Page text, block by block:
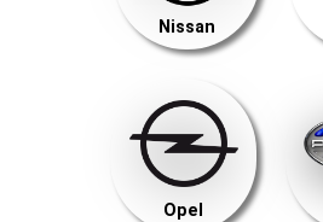
Nissan
Opel